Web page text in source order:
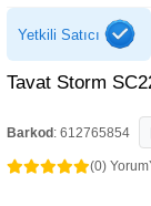
Yetkili Satıcı
Tavat Storm
Barkod : 612765854
(0) Yorum